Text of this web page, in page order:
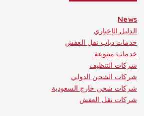
News
الدليل الإخباري
حدمات دباب نقل العفش
خدمات متنوعة
شركات التنظيف
شركات الشحن الدولي
شركات شحن خارج السعودية
شركات نقل العفش